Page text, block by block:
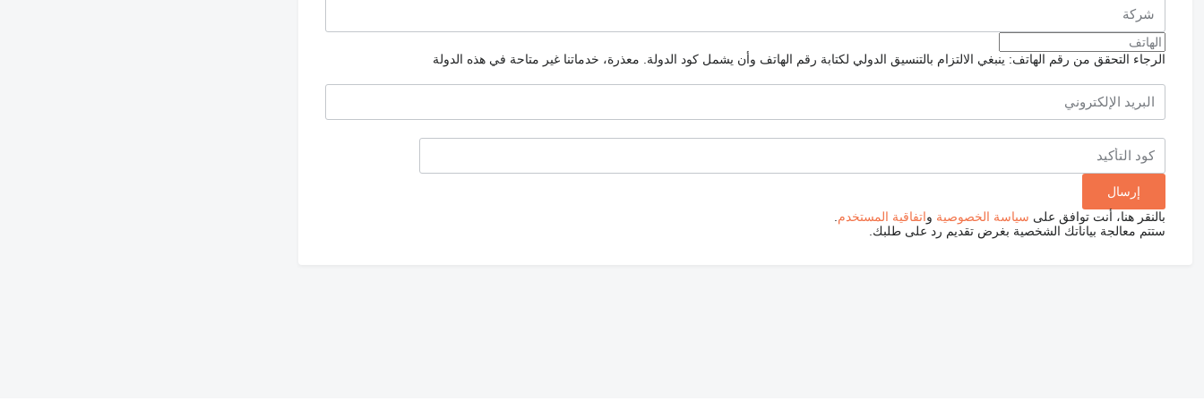
الرجاء التحقق من رقم الهاتف: ينبغي الالتزام بالتنسيق الدولي لكتابة رقم الهاتف وأن يشمل كود الدولة. معذرة، خدماتنا غير متاحة في هذه الدولة
بالنقر هنا، أنت توافق على سياسة الخصوصية واتفاقية المستخدم
ستتم معالجة بياناتك الشخصية بغرض تقديم رد على طلبك.